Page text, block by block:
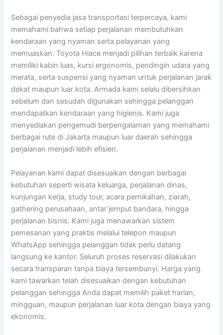
Sebagai penyedia jasa transportasi terpercaya, kami
memahami bahwa setiap perjalanan membutuhkan
kendaraan yang nyaman serta pelayanan yang
memuaskan. Toyota Hiace menjadi pilihan terbaik karena
memiliki kabin luas, kursi ergonomis, pendingin udara yang
merata, serta suspensi yang nyaman untuk perjalanan jarak
dekat maupun luar kota. Armada kami selalu dibersihkan
sebelum dan sesudah digunakan sehingga pelanggan
mendapatkan kendaraan yang higienis. Kami juga
menyediakan pengemudi berpengalaman yang memahami
berbagai rute di Jakarta maupun luar daerah sehingga
perjalanan menjadi lebih efisien.
Pelayanan kami dapat disesuaikan dengan berbagai
kebutuhan seperti wisata keluarga, perjalanan dinas,
kunjungan kerja, study tour, acara pernikahan, ziarah,
gathering perusahaan, antar jemput bandara, hingga
perjalanan bisnis. Kami juga menawarkan sistem
pemesanan yang praktis melalui telepon maupun
WhatsApp sehingga pelanggan tidak perlu datang
langsung ke kantor. Seluruh proses reservasi dilakukan
secara transparan tanpa biaya tersembunyi. Harga yang
kami tawarkan telah disesuaikan dengan kebutuhan
pelanggan sehingga Anda dapat memilih paket harian,
mingguan, maupun perjalanan luar kota dengan biaya yang
ekonomis.